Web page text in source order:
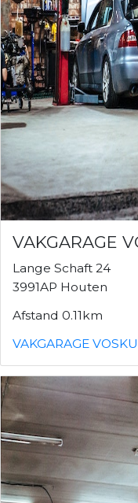
VAKGARAGE
Lange Schaft 24
3991AP Houten
Afstand 0.11km
VAKGARAGE